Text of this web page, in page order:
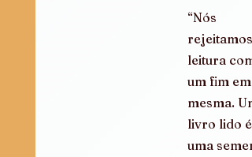
“Nós
rejeitamos
leitura
um fim em
mesma.
livro lido é
uma